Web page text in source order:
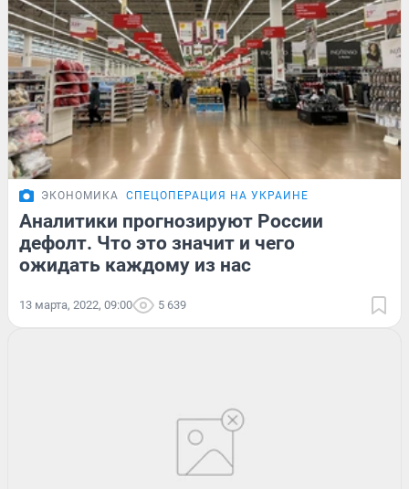
ЭКОНОМИКА СПЕЦОПЕРАЦИЯ НА УКРАИНЕ
Аналитики прогнозируют России
дефолт. Что это значит и чего
ожидать каждому из нас
13 марта, 2022, 09:00 5 639